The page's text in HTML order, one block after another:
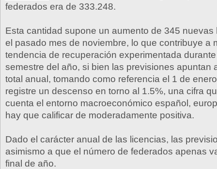
federados era de 333.248.
Esta cantidad supone un aumento de 345 nuevas
el pasado mes de noviembre, lo que contribuye a
tendencia de recuperación experimentada
semestre del año, si bien las previsiones apuntan
total anual, tomando como referencia el 1 de
registre un descenso en torno al 1.5%, una cifra
cuenta el entorno macroeconómico español,
hay que calificar de moderadamente positiva.
Dado el carácter anual de las licencias, las
asimismo a que el número de federados apenas
final de año.